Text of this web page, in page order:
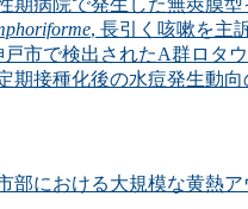
期病院で発生した無莢膜
, 長引く咳嗽を主
戸市で検出されたA群ロタ
期接種化後の水痘発生動
部における大規模な黄熱